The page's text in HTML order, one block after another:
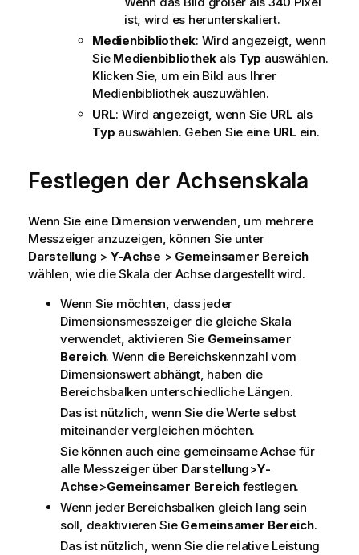
ist, wird es herunterskaliert.
Medienbibliothek: Wird angezeigt, wenn
Sie Medienbibliothek als Typ auswählen.
Klicken Sie, um ein Bild aus Ihrer
Medienbibliothek auszuwählen.
URL: Wird angezeigt, wenn Sie URL als
Typ auswählen. Geben Sie eine URL ein.
Festlegen der Achsenskala
Wenn Sie eine Dimension verwenden, um mehrere
Messzeiger anzuzeigen, können Sie unter
Darstellung > Y-Achse > Gemeinsamer Bereich
wählen, wie die Skala der Achse dargestellt wird.
Wenn Sie möchten, dass jeder
Dimensionsmesszeiger die gleiche Skala
verwendet, aktivieren Sie Gemeinsamer
Bereich. Wenn die Bereichskennzahl vom
Dimensionswert abhängt, haben die
Bereichsbalken unterschiedliche Längen.
Das ist nützlich, wenn Sie die Werte selbst
miteinander vergleichen möchten.
Sie können auch eine gemeinsame Achse für
alle Messzeiger über Darstellung>Y-
Achse>Gemeinsamer Bereichfestlegen.
Wenn jeder Bereichsbalken gleich lang sein
soll, deaktivieren Sie Gemeinsamer Bereich.
Das ist nützlich, wenn Sie die relative Leistung